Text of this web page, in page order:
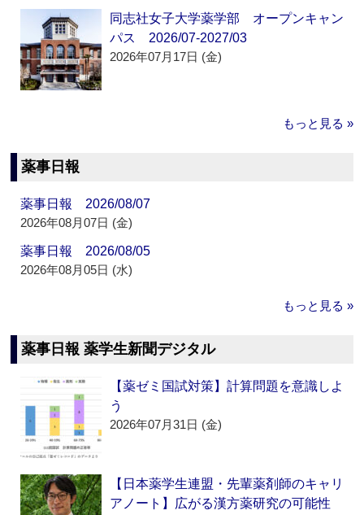
同志社女子大学薬学部 オープンキャン
パス 2026/07-2027/03
2026年07月17日 (金)
もっと見る »
薬事日報
薬事日報 2026/08/07
2026年08月07日 (金)
薬事日報 2026/08/05
2026年08月05日 (水)
もっと見る »
薬事日報 薬学生新聞デジタル
【薬ゼミ国試対策】計算問題を意識しよ
う
2026年07月31日 (金)
【日本薬学生連盟・先輩薬剤師のキャリ
アノート】広がる漢方薬研究の可能性